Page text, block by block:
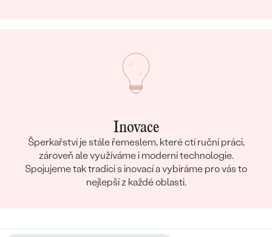
Inovace
Šperkařství je stále řemeslem, které ctí ruční práci,
zároveň ale využíváme i moderní technologie.
Spojujeme tak tradici s inovací a vybíráme pro vás to
nejlepší z každé oblasti.